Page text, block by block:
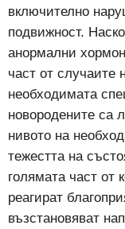
включително
подвижност.
анормални
част от случаите
необходимата
новородените са
нивото на
тежестта на
голямата част от
реагират
възстановяват